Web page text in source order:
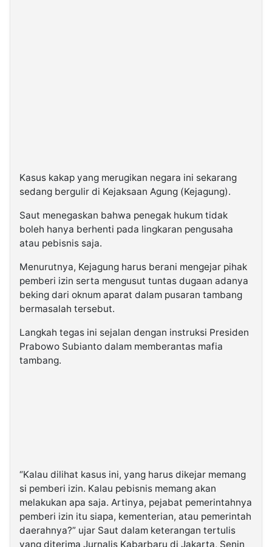
Kasus kakap yang merugikan negara ini sekarang
sedang bergulir di Kejaksaan Agung (Kejagung).
Saut menegaskan bahwa penegak hukum tidak
boleh hanya berhenti pada lingkaran pengusaha
atau pebisnis saja.
Menurutnya, Kejagung harus berani mengejar pihak
pemberi izin serta mengusut tuntas dugaan adanya
beking dari oknum aparat dalam pusaran tambang
bermasalah tersebut.
Langkah tegas ini sejalan dengan instruksi Presiden
Prabowo Subianto dalam memberantas mafia
tambang.
“Kalau dilihat kasus ini, yang harus dikejar memang
si pemberi izin. Kalau pebisnis memang akan
melakukan apa saja. Artinya, pejabat pemerintahnya
pemberi izin itu siapa, kementerian, atau pemerintah
daerahnya?” ujar Saut dalam keterangan tertulis
yang diterima Jurnalis Kabarbaru di Jakarta, Senin